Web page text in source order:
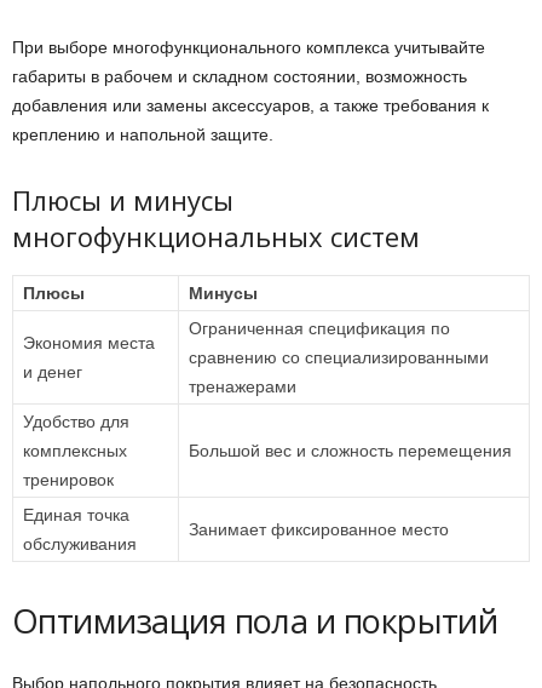
При выборе многофункционального комплекса учитывайте
габариты в рабочем и складном состоянии, возможность
добавления или замены аксессуаров, а также требования к
креплению и напольной защите.
Плюсы и минусы
многофункциональных систем
Плюсы Минусы
Экономия места
и денег
Ограниченная спецификация по
сравнению со специализированными
тренажерами
Удобство для
комплексных
тренировок
Большой вес и сложность перемещения
Единая точка
обслуживания
Занимает фиксированное место
Оптимизация пола и покрытий
Выбор напольного покрытия влияет на безопасность,